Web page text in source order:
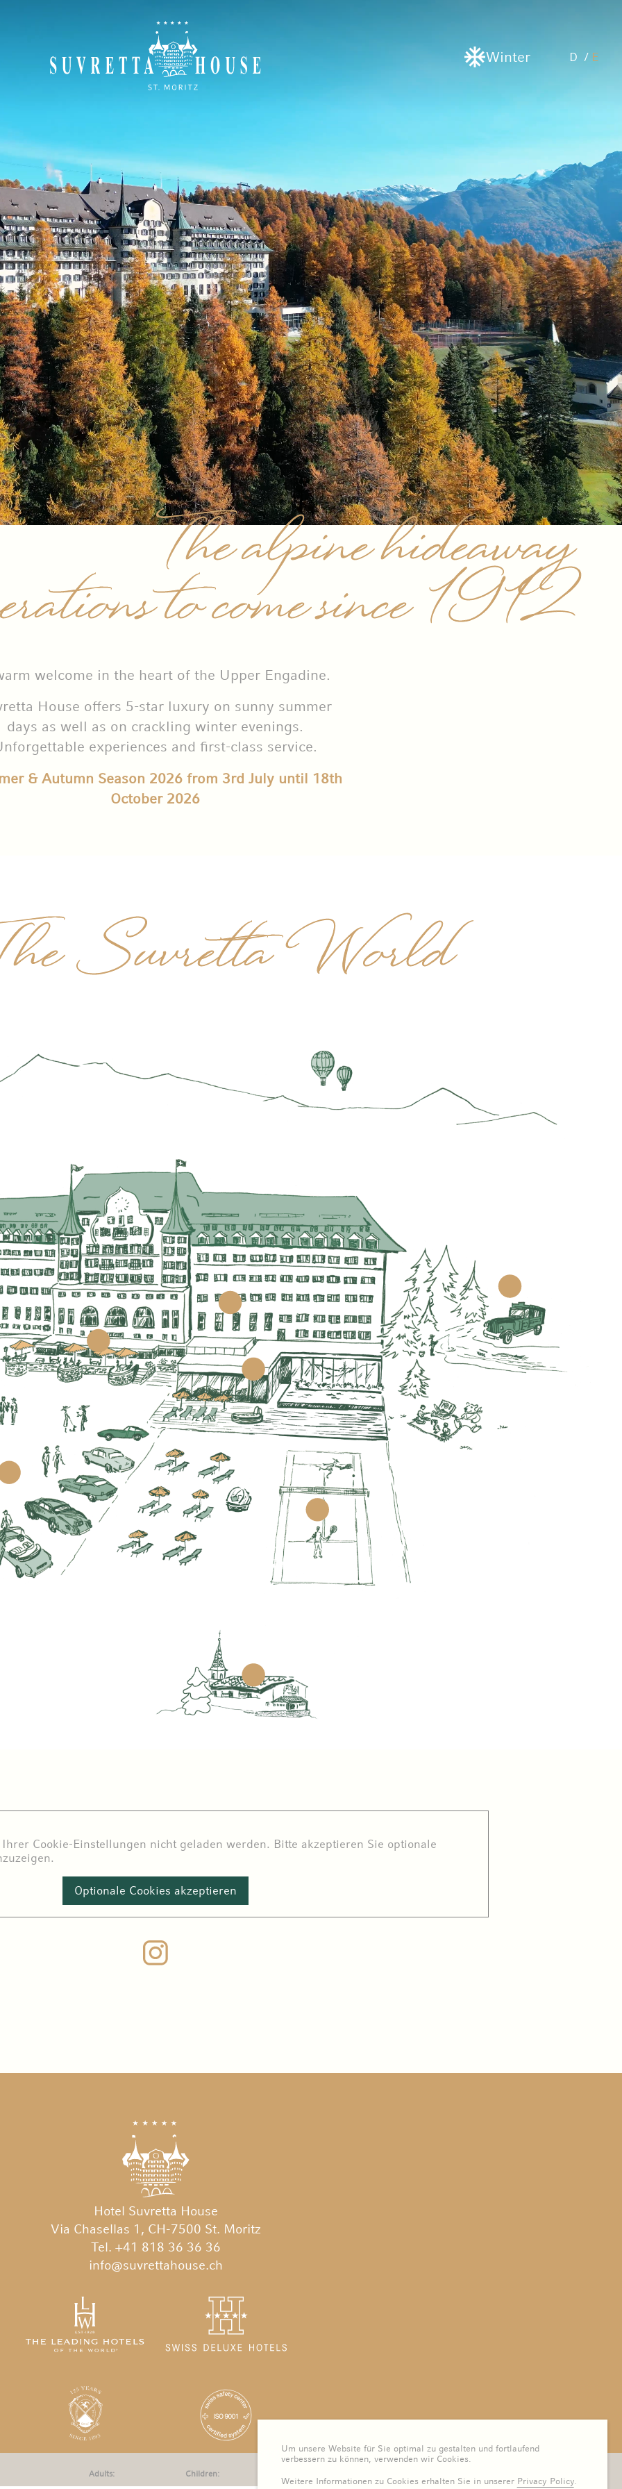
Winter D / E
The alpine hideaway
to come since 1912
welcome in the heart of the Upper Engadine.
House offers 5-star luxury on sunny summer
days as well as on crackling winter evenings.
experiences and first-class service.
& Autumn Season 2026 from 3rd July until 18th
October 2026
Suvretta World
Cookie-Einstellungen nicht geladen werden. Bitte akzeptieren Sie optionale
Optionale Cookies akzeptieren
Hotel Suvretta House
Via Chasellas 1, CH-7500 St. Moritz
Tel. +41 818 36 36 36
info@suvrettahouse.ch
Um unsere Website für Sie optimal zu gestalten und fortlaufend
verbessern zu können, verwenden wir Cookies.
Weitere Informationen zu Cookies erhalten Sie in unserer Privacy Policy.
Adults: Children: